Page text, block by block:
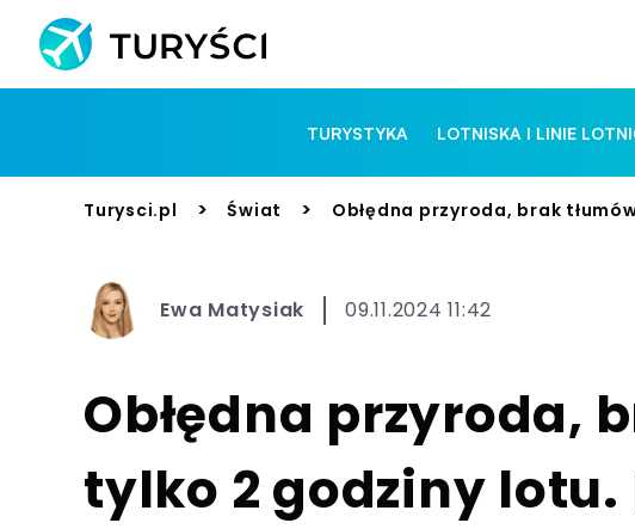
TURYSTYKA LOTNISKA I LINIE
Turysci.pl > Świat > Obłędna przyroda, brak
Ewa Matysiak 09.11.2024 11:42
Obłędna przyroda,
tylko 2 godziny